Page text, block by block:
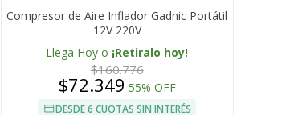
Compresor de Aire Inflador Gadnic Portátil
12V 220V
Llega Hoy o ¡Retiralo hoy!
$160.776
$72.349 55% OFF
DESDE 6 CUOTAS SIN INTERÉS